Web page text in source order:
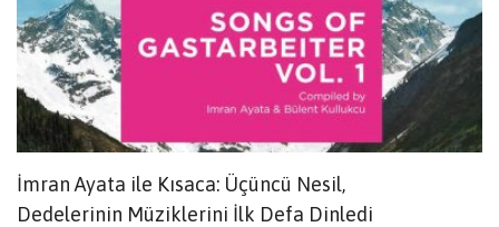
İmran Ayata ile Kısaca: Üçüncü Nesil,
Dedelerinin Müziklerini İlk Defa Dinledi